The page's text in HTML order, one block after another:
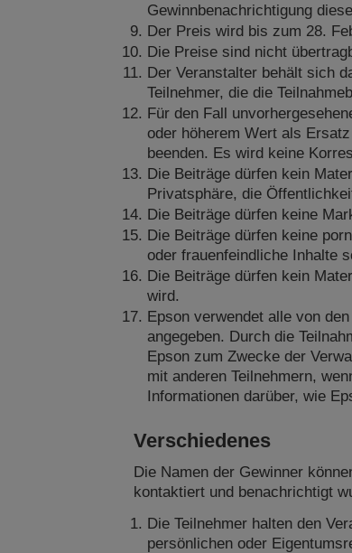
Gewinnbenachrichtigung
Der Preis wird bis zum 28.
Die Preise sind nicht
Der Veranstalter behält sich
Teilnehmer, die die
Für den Fall
oder höherem Wert als
beenden. Es wird keine
Die Beiträge dürfen kein
Privatsphäre, die
Die Beiträge dürfen keine
Die Beiträge dürfen keine
oder frauenfeindliche Inhalte
Die Beiträge dürfen kein
wird.
Epson verwendet alle von
angegeben. Durch die
Epson zum Zwecke der
mit anderen Teilnehmern,
Informationen darüber, wie
Verschiedenes
Die Namen der Gewinner
kontaktiert und benachrichtigt
Die Teilnehmer halten den
persönlichen oder